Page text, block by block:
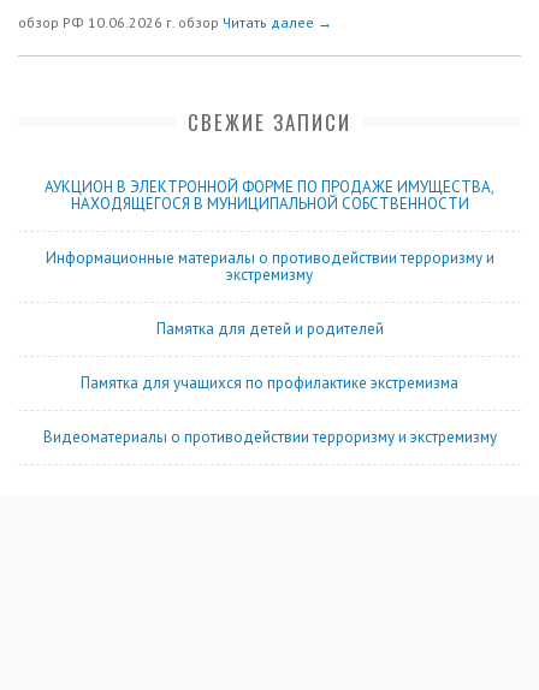
обзор РФ 10.06.2026 г. обзор Читать далее →
СВЕЖИЕ ЗАПИСИ
АУКЦИОН В ЭЛЕКТРОННОЙ ФОРМЕ ПО ПРОДАЖЕ ИМУЩЕСТВА,
НАХОДЯЩЕГОСЯ В МУНИЦИПАЛЬНОЙ СОБСТВЕННОСТИ
Информационные материалы о противодействии терроризму и
экстремизму
Памятка для детей и родителей
Памятка для учащихся по профилактике экстремизма
Видеоматериалы о противодействии терроризму и экстремизму